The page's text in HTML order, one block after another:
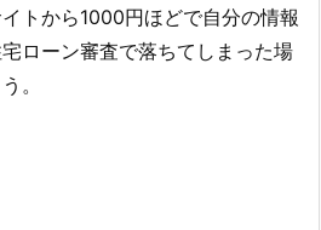
トから1000円ほどで自分の情報
ローン審査で落ちてしまった場
。